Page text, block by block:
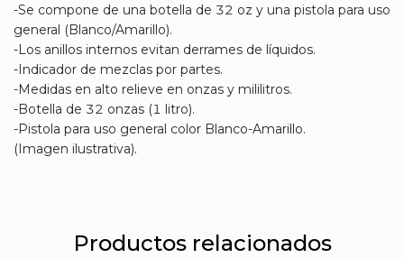
-Se compone de una botella de 32 oz y una pistola para uso
general (Blanco/Amarillo).
-Los anillos internos evitan derrames de líquidos.
-Indicador de mezclas por partes.
-Medidas en alto relieve en onzas y mililitros.
-Botella de 32 onzas (1 litro).
-Pistola para uso general color Blanco-Amarillo.
(Imagen ilustrativa).
Productos relacionados